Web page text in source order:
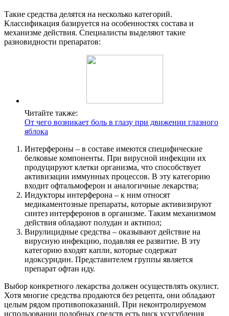
Такие средства делятся на несколько категорий.
Классификация базируется на особенностях состава и
механизме действия. Специалисты выделяют такие
разновидности препаратов:
Читайте также:
От чего возникает боль в глазу при движении глазного
яблока
Интерфероны – в составе имеются специфические
белковые компоненты. При вирусной инфекции их
продуцируют клетки организма, что способствует
активизации иммунных процессов. В эту категорию
входит офтальмоферон и аналогичные лекарства;
Индукторы интерферона – к ним относят
медикаментозные препараты, которые активизируют
синтез интерферонов в организме. Таким механизмом
действия обладают полудан и актипол;
Вирулицидные средства – оказывают действие на
вирусную инфекцию, подавляя ее развитие. В эту
категорию входят капли, которые содержат
идоксуридин. Представителем группы является
препарат офтан иду.
Выбор конкретного лекарства должен осуществлять окулист.
Хотя многие средства продаются без рецепта, они обладают
целым рядом противопоказаний. При неконтролируемом
использовании подобных средств есть риск усугубления